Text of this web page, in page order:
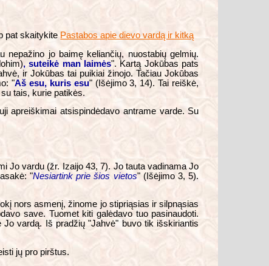
pat skaitykite Pastabos apie dievo vardą ir kitką
jo baimę keliančių, nuostabių gelmių.
, suteikė man laimės". Kartą Jokūbas pats
ir Jokūbas tai puikiai žinojo. Tačiau Jokūbas
"Aš esu, kuris esu" (Išėjimo 3, 14). Tai reiškė,
tais, kurie patikės.
apreiškimai atsispindėdavo antrame varde. Su
Jo vardu (žr. Izaijo 43, 7). Jo tauta vadinama Jo
"Nesiartink prie šios vietos" (Išėjimo 3, 5).
nors asmenį, žinome jo stipriąsias ir silpnąsias
save. Tuomet kiti galėdavo tuo pasinaudoti.
vardą. Iš pradžių "Jahvė" buvo tik išskiriantis
jų pro pirštus.